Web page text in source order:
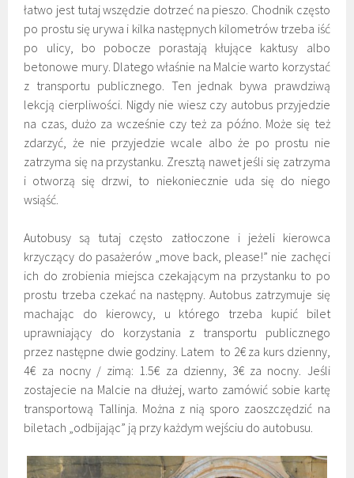
łatwo jest tutaj wszędzie dotrzeć na pieszo. Chodnik często
po prostu się urywa i kilka następnych kilometrów trzeba iść
po ulicy, bo pobocze porastają kłujące kaktusy albo
betonowe mury. Dlatego właśnie na Malcie warto korzystać
z transportu publicznego. Ten jednak bywa prawdziwą
lekcją cierpliwości. Nigdy nie wiesz czy autobus przyjedzie
na czas, dużo za wcześnie czy też za późno. Może się też
zdarzyć, że nie przyjedzie wcale albo że po prostu nie
zatrzyma się na przystanku. Zresztą nawet jeśli się zatrzyma
i otworzą się drzwi, to niekoniecznie uda się do niego
wsiąść.
Autobusy są tutaj często zatłoczone i jeżeli kierowca
krzyczący do pasażerów „move back, please!” nie zachęci
ich do zrobienia miejsca czekającym na przystanku to po
prostu trzeba czekać na następny. Autobus zatrzymuje się
machając do kierowcy, u którego trzeba kupić bilet
uprawniający do korzystania z transportu publicznego
przez następne dwie godziny. Latem to 2€ za kurs dzienny,
4€ za nocny / zimą: 1.5€ za dzienny, 3€ za nocny. Jeśli
zostajecie na Malcie na dłużej, warto zamówić sobie kartę
transportową Tallinja. Można z nią sporo zaoszczędzić na
biletach „odbijając” ją przy każdym wejściu do autobusu.